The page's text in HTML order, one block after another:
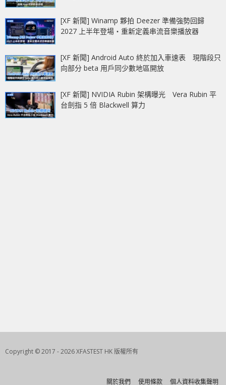
[XF 新聞] Winamp 夥拍 Deezer 準備強勢回歸
2027 上半年登場‧重新定義串流音樂播放器
[XF 新聞] Android Auto 終於加入車速表 現階段只
向部分 beta 用戶同少數地區開放
[XF 新聞] NVIDIA Rubin 架構曝光 Vera Rubin 平
台劍指 5 倍 Blackwell 算力
Copyright © 2017 - 2026 XFASTEST HK 版權所有
關於我們 使用條款 個人資料收集聲明